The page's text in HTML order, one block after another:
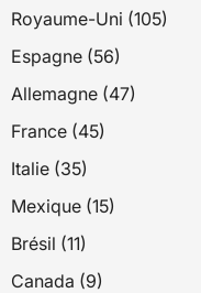
Royaume-Uni (105)
Espagne (56)
Allemagne (47)
France (45)
Italie (35)
Mexique (15)
Brésil (11)
Canada (9)